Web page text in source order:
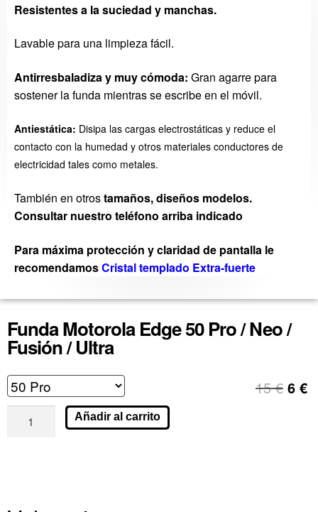
Resistentes a la suciedad y manchas.
Lavable para una limpieza fácil.
Antirresbaladiza y muy cómoda: Gran agarre para
sostener la funda mientras se escribe en el móvil.
Antiestática: Disipa las cargas electrostáticas y reduce el
contacto con la humedad y otros materiales conductores de
electricidad tales como metales.
También en otrostamaños, diseños modelos.
Consultar nuestro teléfono arriba indicado
Para máxima protección y claridad de pantalla le
recomendamosCristal templado Extra-fuerte
Funda Motorola Edge 50 Pro / Neo /
Fusión / Ultra
15€ 6 €
Añadir al carrito